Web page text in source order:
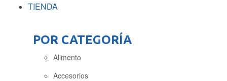
TIENDA
POR CATEGORÍA
Alimento
Accesorios